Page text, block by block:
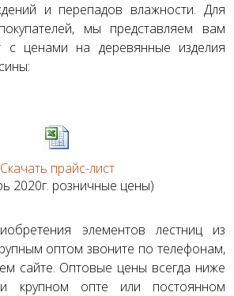
и перепадов влажности. Для
мы представляем вам
с ценами на деревянные изделия
Скачать прайс-лист
2020г. розничные цены)
элементов лестниц из
оптом звоните по телефонам,
сайте. Оптовые цены всегда ниже
крупном опте или постоянном